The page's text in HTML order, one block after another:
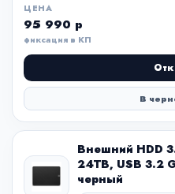
ЦЕНА
95 990 р
фиксация в КП
В
Внешний HDD
24TB, USB 3.2
черный